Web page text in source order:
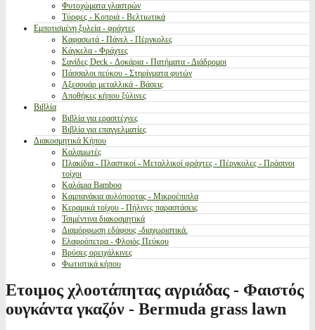
Φυτοχώματα γλαστρών
Τύρφες - Κοπριά - Βελτιωτικά
Εμποτισμένη ξυλεία - φράχτες
Καφασωτά - Πάνελ - Πέργκολες
Κάγκελα - Φράχτες
Σανίδες Deck - Δοκάρια - Πατήματα - Διάδρομοι
Πάσσαλοι πεύκου - Στηρίγματα φυτών
Αξεσουάρ μεταλλικά - Βάσεις
Αποθήκες κήπου ξύλινες
Βιβλία
Βιβλία για ερασιτέχνες
Βιβλία για επαγγελματίες
Διακοσμητικά Κήπου
Καλαμωτές
Πλακίδια - Πλαστικοί - Μεταλλικοί φράχτες - Πέργκολες - Πράσινοι
τοίχοι
Καλάμια Bamboo
Καμπανάκια αυλόπορτας - Μικροέπιπλα
Κεραμικά τοίχου - Πήλινες παραστάσεις
Τσιμέντινα διακοσμητικά
Διαμόρφωση εδάφους -διαχωριστικά.
Ελαφρόπετρα - Φλοιός Πεύκου
Βρύσες ορειχάλκινες
Φωτιστικά κήπου
Ετοιμος χλοοτάπητας αγριάδας - Φαιστός
ουγκάντα γκαζόν - Bermuda grass lawn